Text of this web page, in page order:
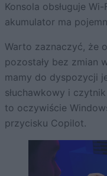
Konsola obsługuje
akumulator ma
Warto zaznaczyć, że
pozostały bez zmian
mamy do dyspozycji
słuchawkowy i
to oczywiście
przycisku Copilot.